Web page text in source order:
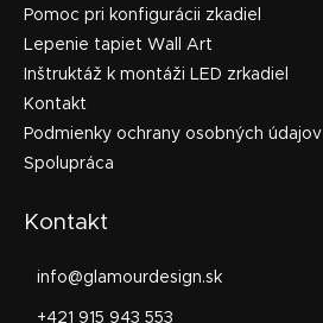
Pomoc pri konfigurácii zkadiel
Lepenie tapiet Wall Art
Inštruktáž k montáži LED zrkadiel
Kontakt
Podmienky ochrany osobných údajov
Spolupráca
Kontakt
info@glamourdesign.sk
+421 915 943 553